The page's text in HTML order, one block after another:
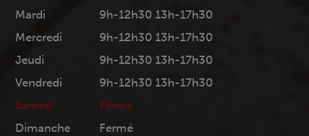
Mardi
9h-12h30 13h-17h30
Mercredi
9h-12h30 13h-17h30
Jeudi
9h-12h30 13h-17h30
Vendredi
9h-12h30 13h-17h30
Samedi
Fermé
Dimanche
Fermé